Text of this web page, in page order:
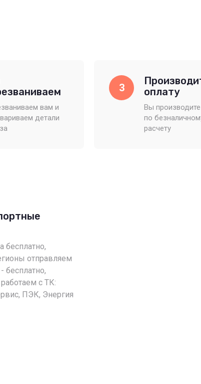
вам и
детали
3
оплату
Вы
по
расчету
бесплатно,
отправляем
бесплатно,
с ТК:
ПЭК, Энергия